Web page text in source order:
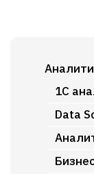
1C
Data